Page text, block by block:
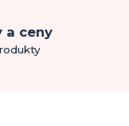
a ceny